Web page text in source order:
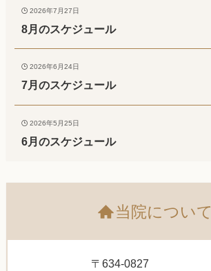
2026年7月27日
8月のスケジュール
2026年6月24日
7月のスケジュール
2026年5月25日
6月のスケジュール
当院について
〒634-0827